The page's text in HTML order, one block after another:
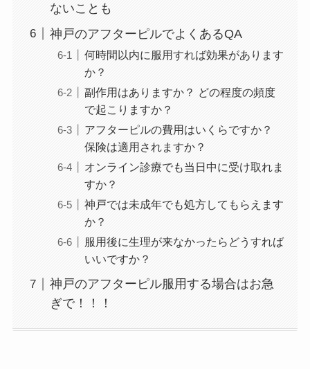
ないことも
神戸のアフターピルでよくあるQA
何時間以内に服用すれば効果があります
か？
副作用はありますか？ どの程度の頻度
で起こりますか？
アフターピルの費用はいくらですか？
保険は適用されますか？
オンライン診療でも当日中に受け取れま
すか？
神戸では未成年でも処方してもらえます
か？
服用後に生理が来なかったらどうすれば
いいですか？
神戸のアフターピル服用する場合はお急
ぎで！！！